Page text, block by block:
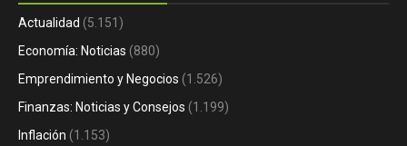
Actualidad (5.151)
Economía: Noticias (880)
Emprendimiento y Negocios (1.526)
Finanzas: Noticias y Consejos (1.199)
Inflación (1.153)